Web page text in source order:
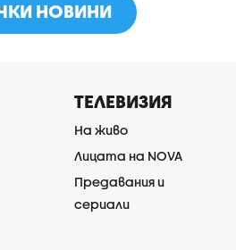
НОВИНИ
ТЕЛЕВИЗИЯ
На живо
Лицата на NOVA
Предавания и
сериали